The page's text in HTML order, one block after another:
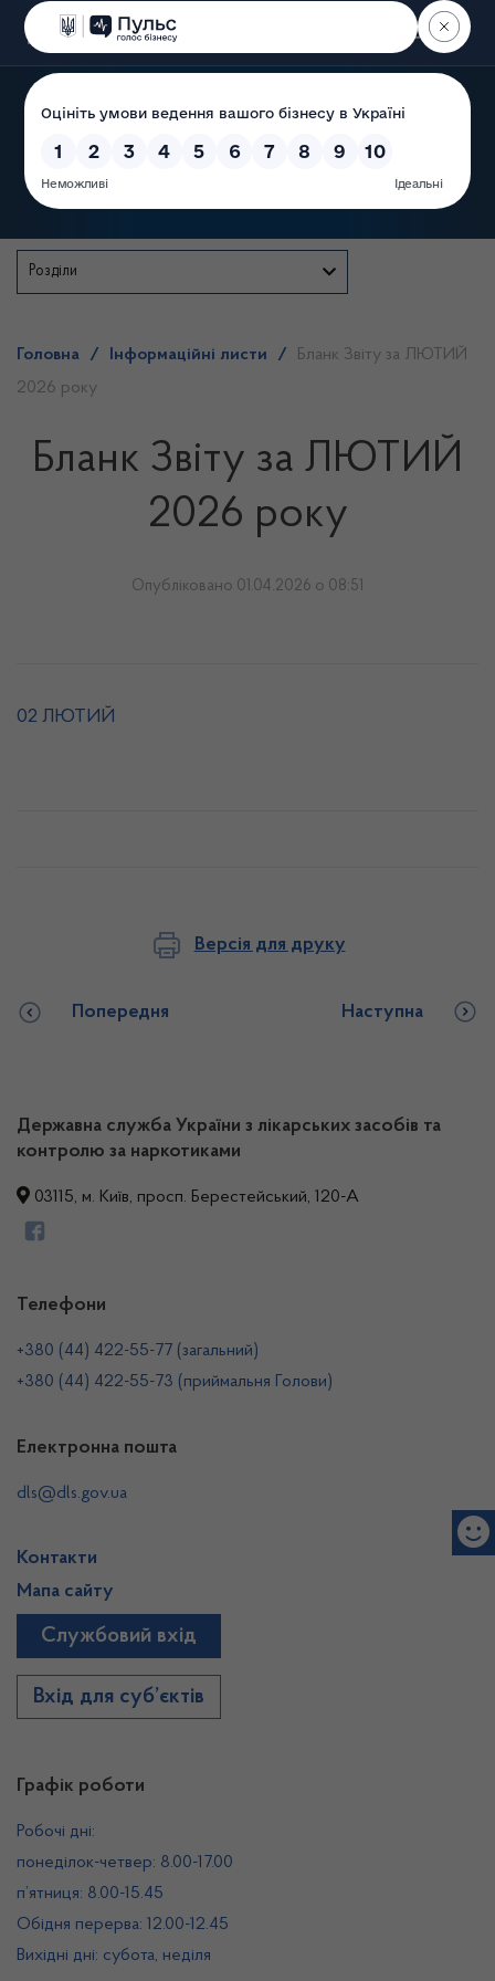
Пошук
Розділи
Головна / Інформаційні листи /
Бланк Звіту за ЛЮТИЙ
2026 року
Бланк Звіту за ЛЮТИЙ
2026 року
Опубліковано 01.04.2026 о 08:51
02 ЛЮТИЙ
Версія для друку
Попередня Наступна
Державна служба України з лікарських засобів та
контролю за наркотиками
03115, м. Київ, просп. Берестейський, 120-А
Графік роботи
Робочі дні:
понеділок-четвер: 8.00-17.00
п’ятниця: 8.00-15.45
Обідня перерва: 12.00-12.45
Вихідні дні: субота, неділя
Телефони
+380 (44) 422-55-77 (загальний)
+380 (44) 422-55-73 (приймальня Голови)
Електронна пошта
dls@dls.gov.ua
Контакти
Мапа сайту
Службовий вхід
Вхід для суб’єктів